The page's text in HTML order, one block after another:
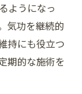
ようになっ
気功を継続的
持にも役立つ
期的な施術を